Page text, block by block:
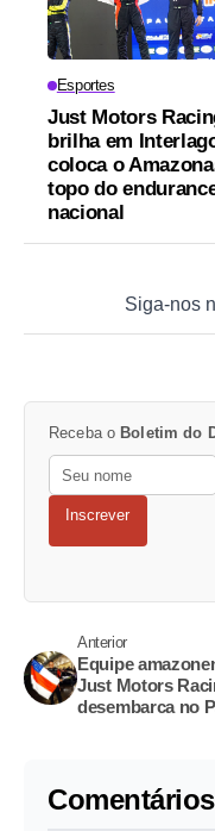
Esportes
Just Motors
brilha em
coloca o
topo do
nacional
Siga-nos
Receba o Boletim do
Inscrever
Anterior
Equipe
Just Motors
desembarca no